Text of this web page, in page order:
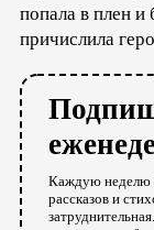
попала в плен и
причислила
Каждую неделю
рассказов и